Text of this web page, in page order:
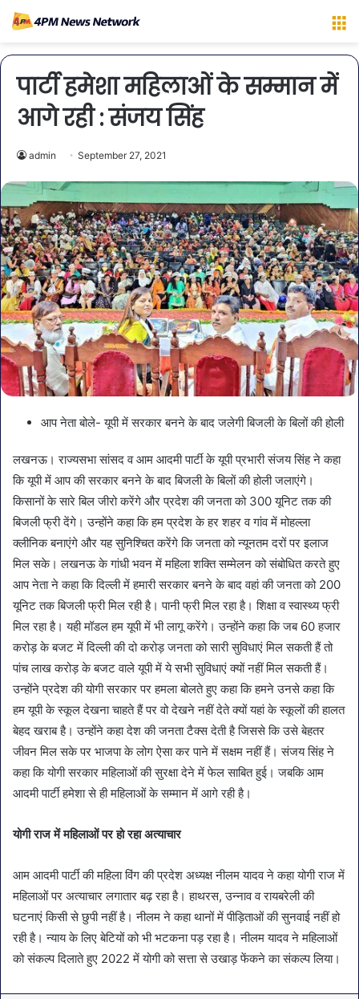
पार्टी हमेशा महिलाओं के सम्मान में
आगे रही : संजय सिंह
admin September 27, 2021
आप नेता बोले- यूपी में सरकार बनने के बाद जलेगी बिजली के बिलों की होली
लखनऊ। राज्यसभा सांसद व आम आदमी पार्टी के यूपी प्रभारी संजय सिंह ने कहा
कि यूपी में आप की सरकार बनने के बाद बिजली के बिलों की होली जलाएंगे।
किसानों के सारे बिल जीरो करेंगे और प्रदेश की जनता को 300 यूनिट तक की
बिजली फ्री देंगे। उन्होंने कहा कि हम प्रदेश के हर शहर व गांव में मोहल्ला
क्लीनिक बनाएंगे और यह सुनिश्चित करेंगे कि जनता को न्यूनतम दरों पर इलाज
मिल सके। लखनऊ के गांधी भवन में महिला शक्ति सम्मेलन को संबोधित करते हुए
आप नेता ने कहा कि दिल्ली में हमारी सरकार बनने के बाद वहां की जनता को 200
यूनिट तक बिजली फ्री मिल रही है। पानी फ्री मिल रहा है। शिक्षा व स्वास्थ्य फ्री
मिल रहा है। यही मॉडल हम यूपी में भी लागू करेंगे। उन्होंने कहा कि जब 60 हजार
करोड़ के बजट में दिल्ली की दो करोड़ जनता को सारी सुविधाएं मिल सकती हैं तो
पांच लाख करोड़ के बजट वाले यूपी में ये सभी सुविधाएं क्यों नहीं मिल सकती हैं।
उन्होंने प्रदेश की योगी सरकार पर हमला बोलते हुए कहा कि हमने उनसे कहा कि
हम यूपी के स्कूल देखना चाहते हैं पर वो देखने नहीं देते क्यों यहां के स्कूलों की हालत
बेहद खराब है। उन्होंने कहा देश की जनता टैक्स देती है जिससे कि उसे बेहतर
जीवन मिल सके पर भाजपा के लोग ऐसा कर पाने में सक्षम नहीं हैं। संजय सिंह ने
कहा कि योगी सरकार महिलाओं की सुरक्षा देने में फेल साबित हुई। जबकि आम
आदमी पार्टी हमेशा से ही महिलाओं के सम्मान में आगे रही है।
योगी राज में महिलाओं पर हो रहा अत्याचार
आम आदमी पार्टी की महिला विंग की प्रदेश अध्यक्ष नीलम यादव ने कहा योगी राज में
महिलाओं पर अत्याचार लगातार बढ़ रहा है। हाथरस, उन्नाव व रायबरेली की
घटनाएं किसी से छुपी नहीं है। नीलम ने कहा थानों में पीड़िताओं की सुनवाई नहीं हो
रही है। न्याय के लिए बेटियों को भी भटकना पड़ रहा है। नीलम यादव ने महिलाओं
को संकल्प दिलाते हुए 2022 में योगी को सत्ता से उखाड़ फेंकने का संकल्प लिया।